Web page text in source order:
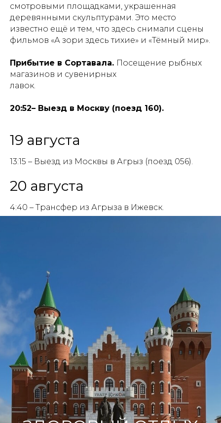
смотровыми площадками, украшенная
деревянными скульптурами. Это место
известно ещё и тем, что здесь снимали сцены
фильмов «А зори здесь тихие» и «Тёмный мир».
Прибытие в Сортавала. Посещение рыбных
магазинов и сувенирных
лавок.
20:52– Выезд в Москву (поезд 160).
19 августа
13:15 – Выезд из Москвы в Агрыз (поезд 056).
20 августа
4:40 – Трансфер из Агрыза в Ижевск.